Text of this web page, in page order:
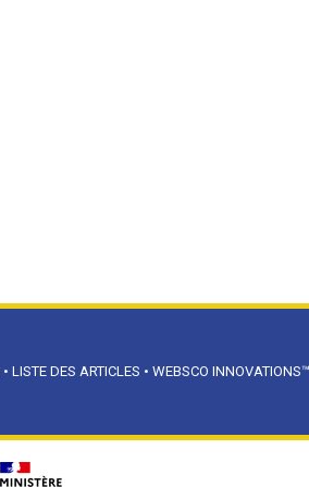
• LISTE DES ARTICLES • WEBSCO INNOVATIONS™